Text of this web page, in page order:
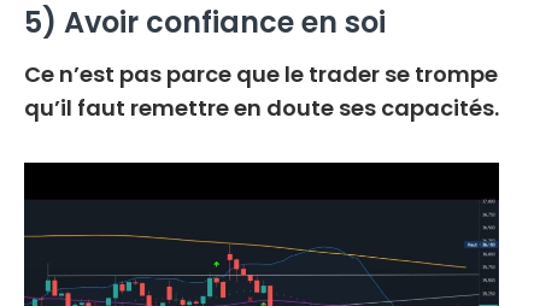
5) Avoir confiance en soi
Ce n’est pas parce que le trader se trompe
qu’il faut remettre en doute ses capacités.